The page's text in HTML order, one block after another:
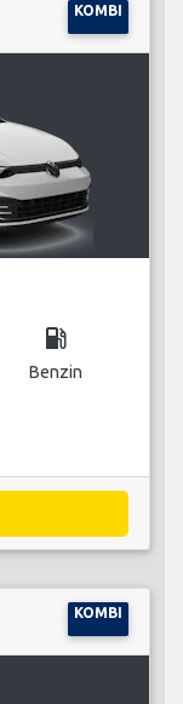
KOMBI
local_gas_station
Benzin
KOMBI